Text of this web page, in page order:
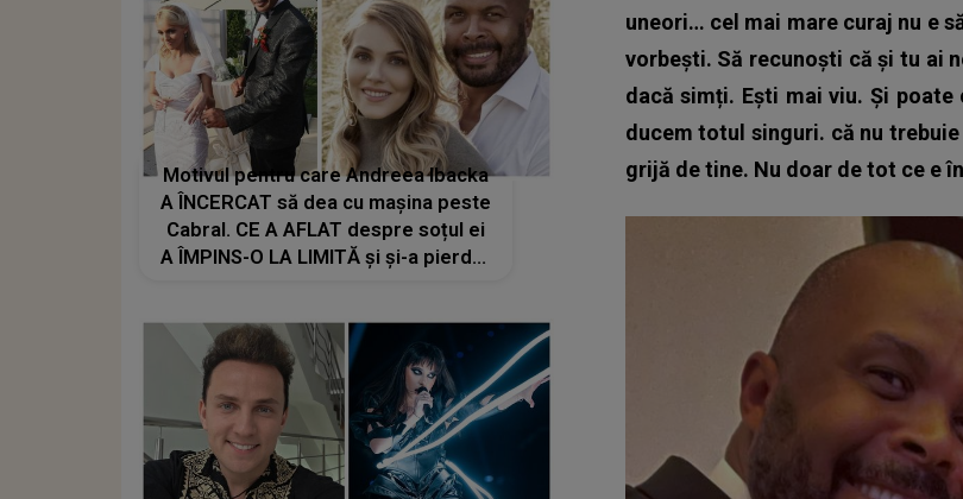
uneori… cel mai mare curaj nu e
vorbești. Să recunoști că și tu ai
dacă simți. Ești mai viu. Și
ducem totul singuri. că nu
grijă de tine. Nu doar de tot ce e
Motivul pentru care Andreea Ibacka
A ÎNCERCAT să dea cu mașina peste
Cabral. CE A AFLAT despre soțul ei
A ÎMPINS-O LA LIMITĂ și și-a pierdut
picioarele, ea a..."